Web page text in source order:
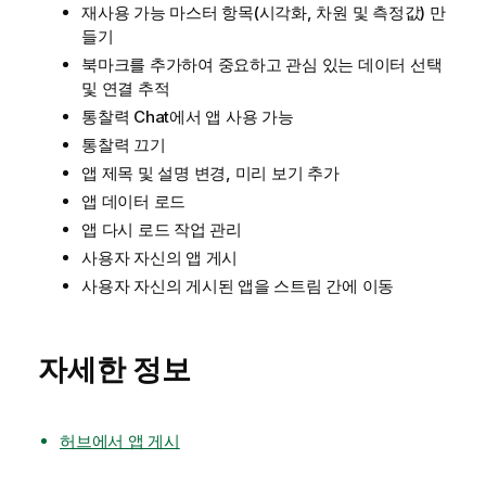
재사용 가능 마스터 항목(시각화, 차원 및 측정값) 만
들기
북마크를 추가하여 중요하고 관심 있는 데이터 선택
및 연결 추적
통찰력 Chat에서 앱 사용 가능
통찰력 끄기
앱 제목 및 설명 변경, 미리 보기 추가
앱 데이터 로드
앱 다시 로드 작업 관리
사용자 자신의 앱 게시
사용자 자신의 게시된 앱을 스트림 간에 이동
자세한 정보
허브에서 앱 게시